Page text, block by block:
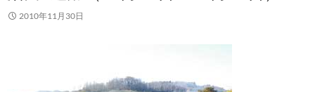
2010年11月30日